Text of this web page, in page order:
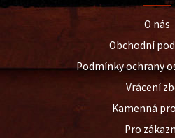
O nás
Obchodní
Podmínky ochrany
Vrácení
Kamenná
Pro